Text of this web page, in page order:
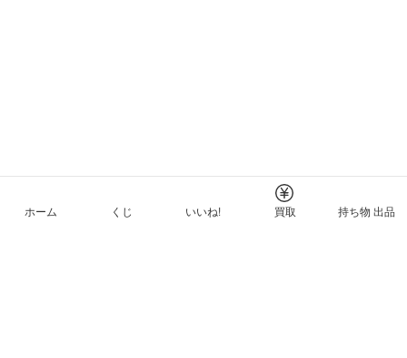
ホーム くじ いいね! 買取 持ち物 出品